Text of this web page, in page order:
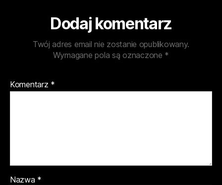
Dodaj komentarz
Twój adres email nie zostanie opublikowany.
Wymagane pola są oznaczone *
Komentarz *
Nazwa *